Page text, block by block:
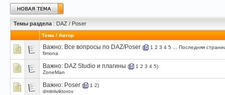
Темы раздела : DAZ / Poser
Тема / Автор
Важно: Все вопросы по DAZ/Poser ( 1 2 3 4 5
Последняя
fimona
Важно: DAZ Studio и плагины ( 1 2 3 4 5)
ZoneMan
Важно: Poser ( 1 2)
dmitriiviktorov